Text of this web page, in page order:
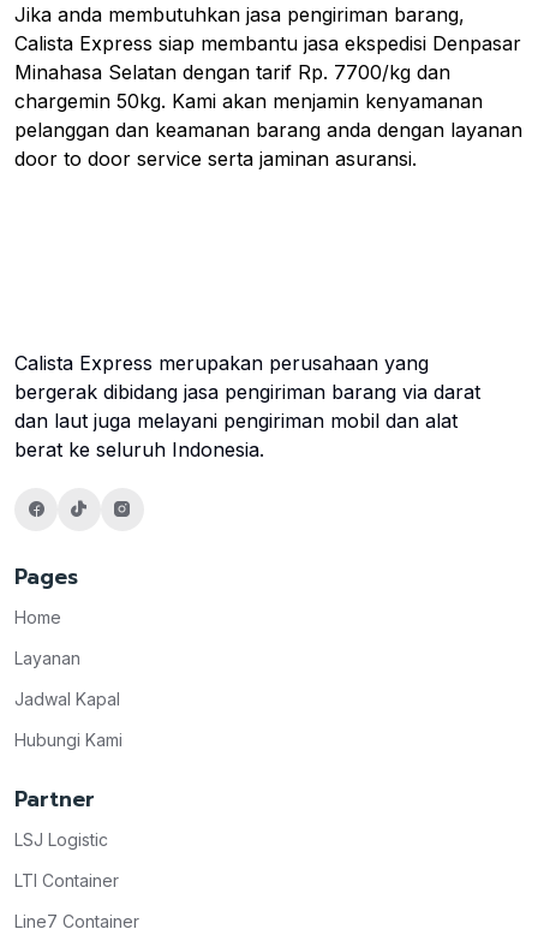
Jika anda membutuhkan jasa pengiriman barang,
Calista Express siap membantu jasa ekspedisi Denpasar
Minahasa Selatan dengan tarif Rp. 7700/kg dan
chargemin 50kg. Kami akan menjamin kenyamanan
pelanggan dan keamanan barang anda dengan layanan
door to door service serta jaminan asuransi.
Calista Express merupakan perusahaan yang
bergerak dibidang jasa pengiriman barang via darat
dan laut juga melayani pengiriman mobil dan alat
berat ke seluruh Indonesia.
Pages
Home
Layanan
Jadwal Kapal
Hubungi Kami
Partner
LSJ Logistic
LTI Container
Line7 Container